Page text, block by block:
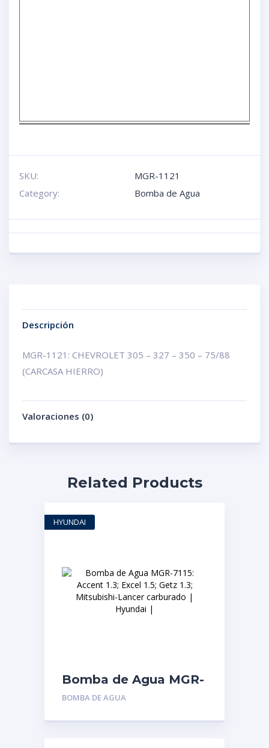
SKU:
MGR-1121
Category:
Bomba de Agua
Descripción
MGR-1121: CHEVROLET 305 – 327 – 350 – 75/88
(CARCASA HIERRO)
Valoraciones (0)
Related Products
Bomba de Agua MGR-
7115: Accent 1.3; Excel
Mitsubishi-Lancer
BOMBA DE AGUA
HYUNDAI